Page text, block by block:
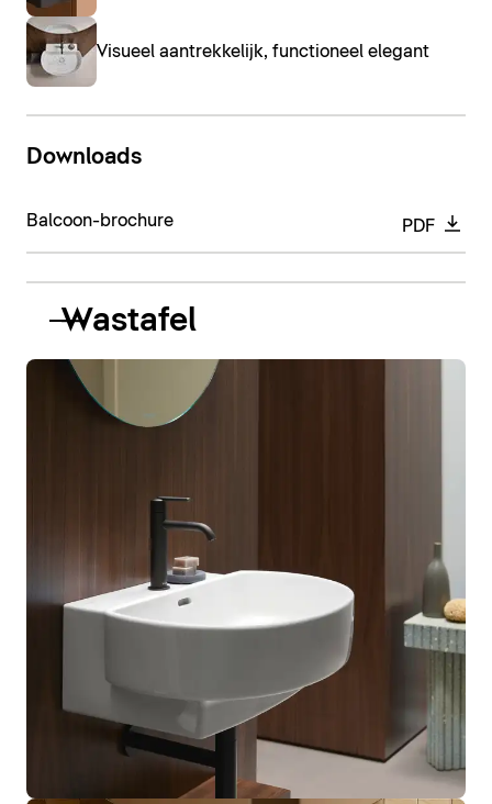
Visueel aantrekkelijk, functioneel elegant
Downloads
Balcoon-brochure PDF
Wastafel